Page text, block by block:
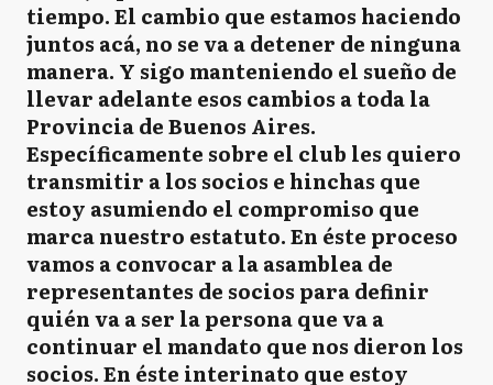
tiempo. El cambio que estamos haciendo
juntos acá, no se va a detener de ninguna
manera. Y sigo manteniendo el sueño de
llevar adelante esos cambios a toda la
Provincia de Buenos Aires.
Específicamente sobre el club les quiero
transmitir a los socios e hinchas que
estoy asumiendo el compromiso que
marca nuestro estatuto. En éste proceso
vamos a convocar a la asamblea de
representantes de socios para definir
quién va a ser la persona que va a
continuar el mandato que nos dieron los
socios. En éste interinato que estoy